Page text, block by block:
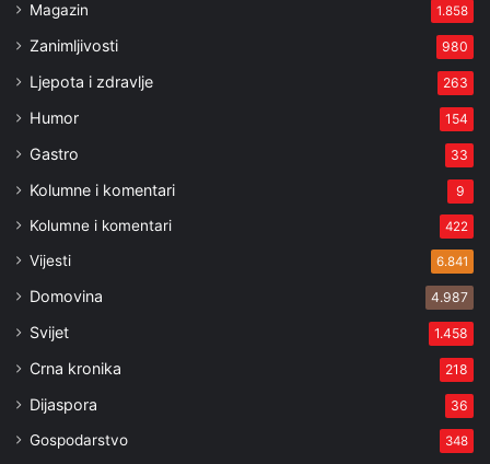
Magazin 1.858
Zanimljivosti 980
Ljepota i zdravlje 263
Humor 154
Gastro 33
Kolumne i komentari 9
Kolumne i komentari 422
Vijesti 6.841
Domovina 4.987
Svijet 1.458
Crna kronika 218
Dijaspora 36
Gospodarstvo 348